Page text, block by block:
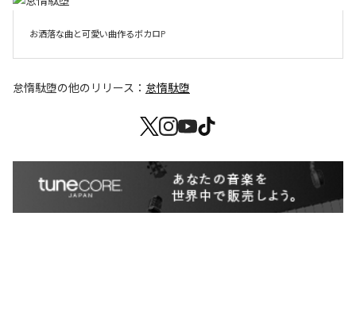
お洒落な曲と可愛い曲作るボカロP
怠惰駄堕の他のリリース： 怠惰駄堕